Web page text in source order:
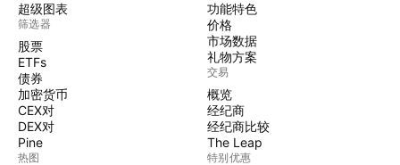
超级图表
筛选器
股票
ETFs
债券
加密货币
CEX对
DEX对
Pine
热图
功能特色
价格
市场数据
礼物方案
交易
概览
经纪商
经纪商比较
The Leap
特别优惠